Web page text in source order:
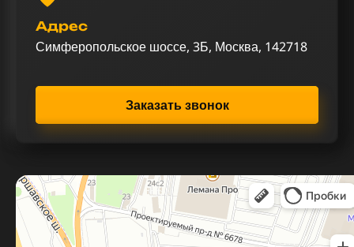
Адрес
Симферопольское шоссе, 3Б, Москва, 142718
Заказать звонок